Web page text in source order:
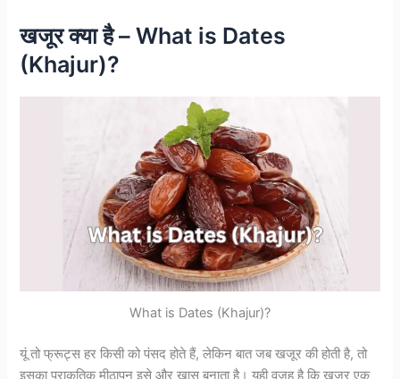
खजूर क्या है – What is Dates
(Khajur)?
What is Dates (Khajur)?
यूं तो फ्रूट्स हर किसी को पंसद होते हैं, लेकिन बात जब खजूर की होती है, तो
इसका प्राकृतिक मीठापन इसे और खास बनाता है। यही वजह है कि खजूर एक